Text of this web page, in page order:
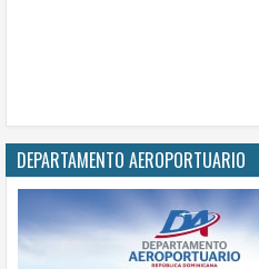
DEPARTAMENTO AEROPORTUARIO